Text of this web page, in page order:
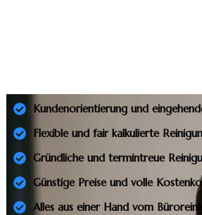
Kundenorientierung und
Flexible und fair kalkulierte
Gründliche und termintreue
Günstige Preise und volle
Alles aus einer Hand vom